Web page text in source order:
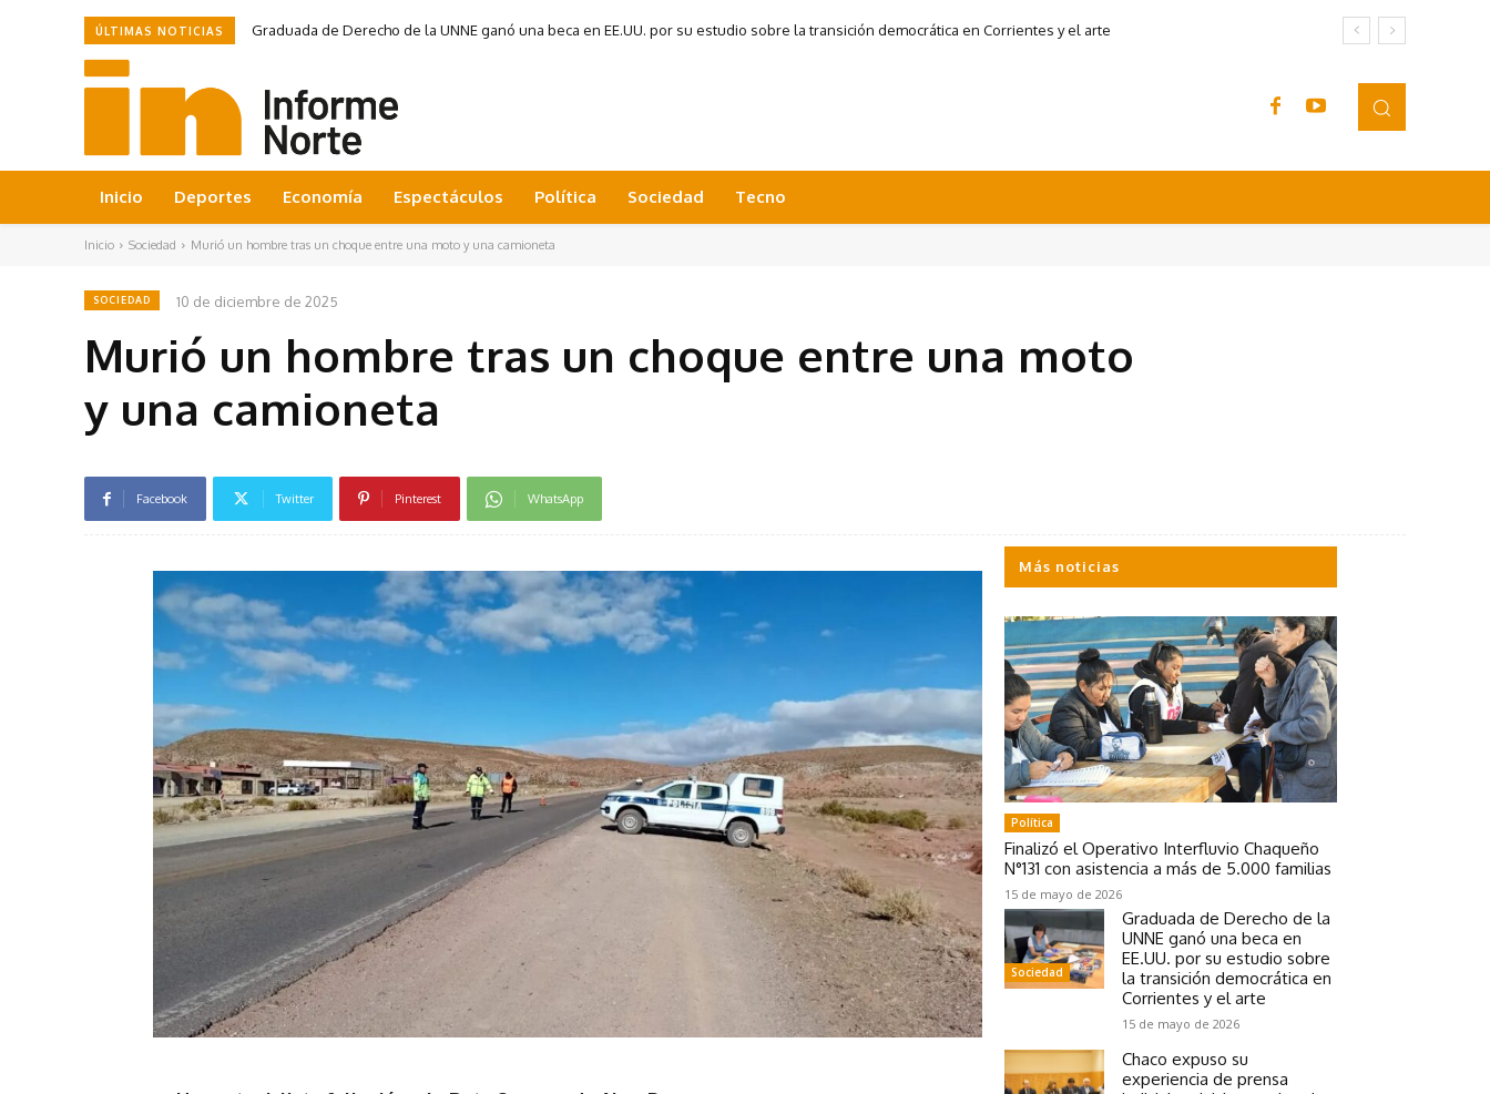
ÚLTIMAS NOTICIAS Graduada de Derecho de la UNNE ganó una beca en EE.UU. por su estudio sobre la transición democrática en Corrientes y el arte
Inicio Deportes Economía Espectáculos Política Sociedad Tecno
Inicio Sociedad Murió un hombre tras un choque entre una moto y una camioneta
SOCIEDAD 10 de diciembre de 2025
Murió un hombre tras un choque entre una moto
y una camioneta
Facebook Twitter Pinterest WhatsApp
Más noticias
Política
Finalizó el Operativo Interfluvio Chaqueño
N°131 con asistencia a más de 5.000 familias
15 de mayo de 2026
Sociedad
Graduada de Derecho de la
UNNE ganó una beca en
EE.UU. por su estudio sobre
la transición democrática en
Corrientes y el arte
15 de mayo de 2026
Chaco expuso su
experiencia de prensa